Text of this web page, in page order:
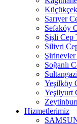
Sarıyer
Sefaköy
Şişli Cep
Silivri
Soğanlı
Yeşilköy
Yeşilyurt
Hizmetlerimiz